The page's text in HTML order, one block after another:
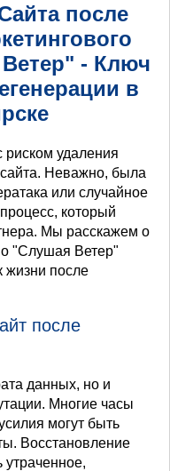
после
- Ключ
в
риском удаления
Неважно, была
или случайное
который
Мы расскажем о
"Слушая Ветер"
жизни после
после
данных, но и
Многие часы
могут быть
Восстановление
утраченное,